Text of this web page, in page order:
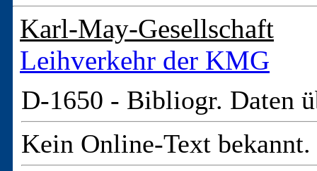
Karl-May-Gesellschaft
Leihverkehr der KMG
D-1650 - Bibliogr. Daten
Kein Online-Text bekannt.